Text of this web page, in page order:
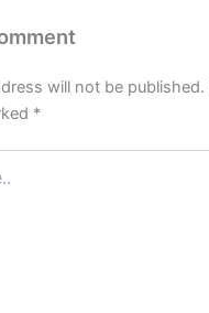
will not be published.
*